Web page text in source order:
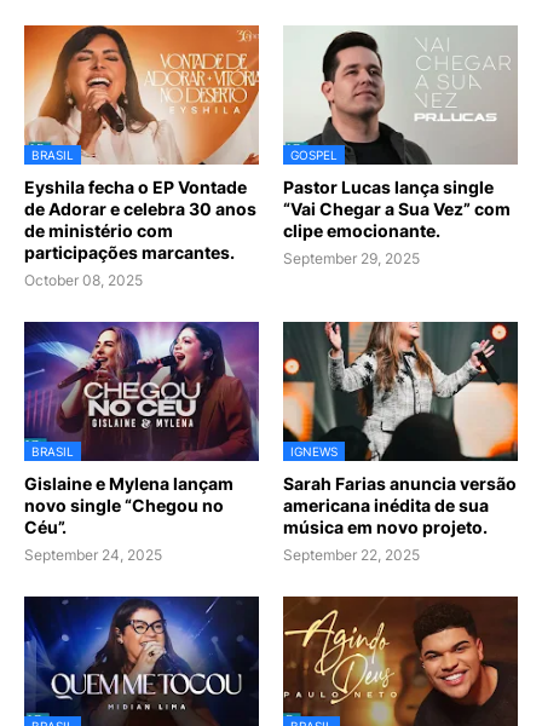
BRASIL
Eyshila fecha o EP Vontade
de Adorar e celebra 30 anos
de ministério com
participações marcantes.
October 08, 2025
GOSPEL
Pastor Lucas lança single
“Vai Chegar a Sua Vez” com
clipe emocionante.
September 29, 2025
BRASIL
Gislaine e Mylena lançam
novo single “Chegou no
Céu”.
September 24, 2025
IGNEWS
Sarah Farias anuncia versão
americana inédita de sua
música em novo projeto.
September 22, 2025